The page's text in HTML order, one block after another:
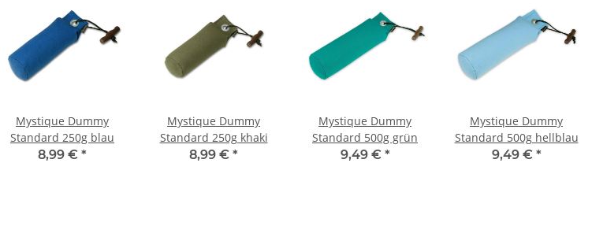
Mystique Dummy
Standard 250g blau
8,99 € *
Mystique Dummy
Standard 250g khaki
8,99 € *
Mystique Dummy
Standard 500g grün
9,49 € *
Mystique Dummy
Standard 500g hellblau
9,49 € *